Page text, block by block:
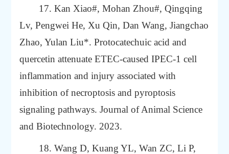
17. Kan Xiao#, Mohan Zhou#, Qingqing
Lv, Pengwei He, Xu Qin, Dan Wang, Jiangchao
Zhao, Yulan Liu*. Protocatechuic acid and
quercetin attenuate ETEC-caused IPEC-1 cell
inflammation and injury associated with
inhibition of necroptosis and pyroptosis
signaling pathways. Journal of Animal Science
and Biotechnology. 2023.
18. Wang D, Kuang YL, Wan ZC, Li P,